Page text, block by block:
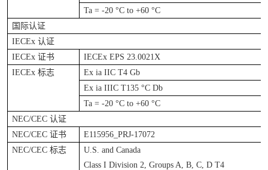
Ta = -20 °C to +60 °C
国际认证
IECEx认证
IECEx证书
IECEx EPS 23.0021X
IECEx标志
Ex ia IIC T4 Gb
Ex ia IIIC T135 °C Db
Ta = -20 °C to +60 °C
NEC/CEC认证
NEC/CEC证书
E115956_PRJ-17072
NEC/CEC标志
U.S. and Canada
Class I Division 2, Groups A, B, C, D T4